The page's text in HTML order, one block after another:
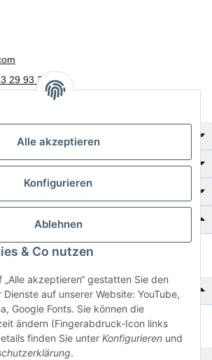
Alle akzeptieren
Konfigurieren
Ablehnen
& Co nutzen
„Alle akzeptieren“ gestatten Sie den
auf unserer Website: YouTube,
Google Fonts. Sie können die
ändern (Fingerabdruck-Icon links
finden Sie unter Konfigurieren und
.
29 93 30
Uhr
Katalog zur Hand?
Zur Schnellbestellung
Noch kein Katalog?
Preisliste anschauen